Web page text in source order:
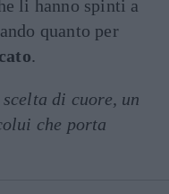
li hanno spinti a
quanto per
.
di cuore, un
che porta